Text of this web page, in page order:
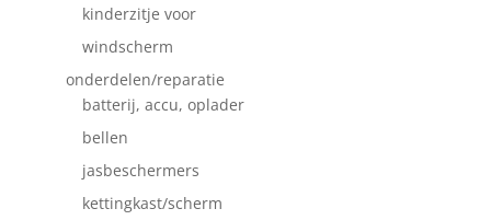
kinderzitje voor
windscherm
onderdelen/reparatie
batterij, accu, oplader
bellen
jasbeschermers
kettingkast/scherm